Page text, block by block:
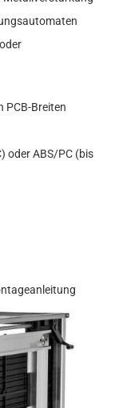
PCB-Breiten
oder ABS/PC (bis